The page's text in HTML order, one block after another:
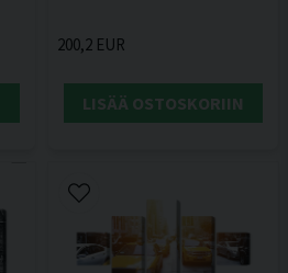
200,2 EUR
LISÄÄ OSTOSKORIIN